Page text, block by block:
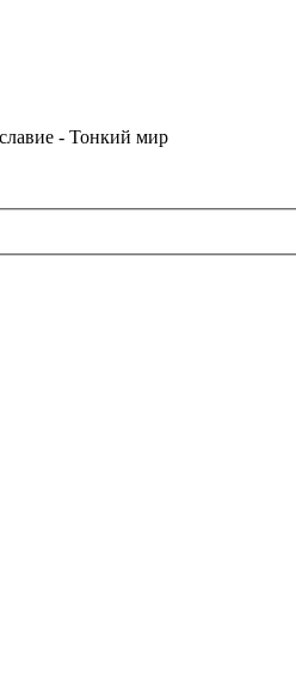
- Тонкий мир